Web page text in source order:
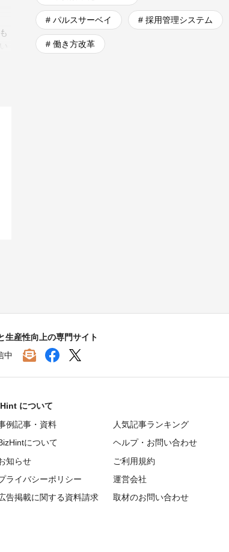
# パルスサーベイ # 採用管理システム
# 働き方改革
生産性向上の専門サイト
中
について
例記事・資料
人気記事ランキング
について
ヘルプ・お問い合わせ
知らせ
ご利用規約
ライバシーポリシー
運営会社
告掲載に関する資料請求
取材のお問い合わせ